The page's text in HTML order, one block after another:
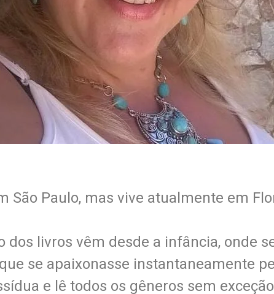
São Paulo, mas vive atualmente em
dos livros vêm desde a infância, onde
se apaixonasse instantaneamente
e lê todos os gêneros sem